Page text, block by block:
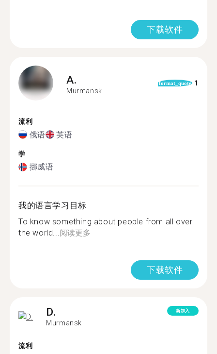
下载软件
A.
Murmansk
format_quote 1
流利
俄语 英语
学
挪威语
我的语言学习目标
To know something about people from all over
the world...阅读更多
下载软件
D.
Murmansk
新加入
流利